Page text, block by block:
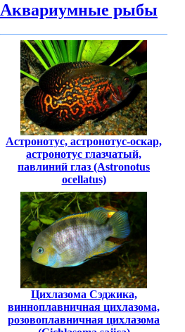
Аквариумные рыбы
Астронотус, астронотус-оскар,
астронотус глазчатый,
павлиний глаз (Astronotus
ocellatus)
Цихлазома Сэджика,
винноплавничная цихлазома,
розовоплавничная цихлазома